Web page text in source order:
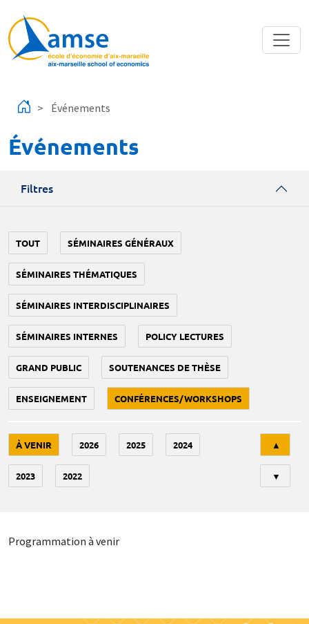
Événements
Événements
Filtres
TOUT SÉMINAIRES GÉNÉRAUX
SÉMINAIRES THÉMATIQUES
SÉMINAIRES INTERDISCIPLINAIRES
SÉMINAIRES INTERNES POLICY LECTURES
GRAND PUBLIC SOUTENANCES DE THÈSE
ENSEIGNEMENT CONFÉRENCES/WORKSHOPS
À VENIR 2026 2025 2024
2023 2022
▲
▼
Programmation à venir